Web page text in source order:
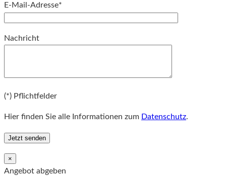
E-Mail-Adresse*
Nachricht
(*) Pflichtfelder
Hier finden Sie alle Informationen zum Datenschutz.
×
Angebot abgeben